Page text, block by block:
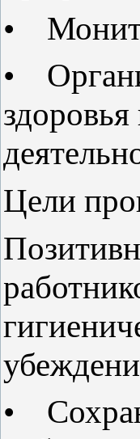
•
•
Цели
•